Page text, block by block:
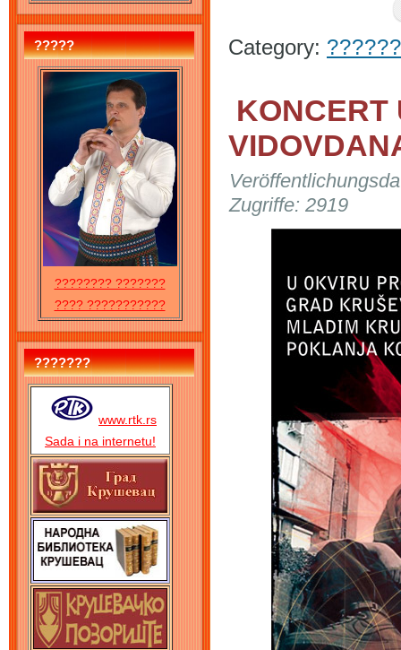
?????
???????? ???????
???? ???????????
???????
www.rtk.rs
Sada i na internetu!
Category:
KONCERT
Zugriffe: 2919